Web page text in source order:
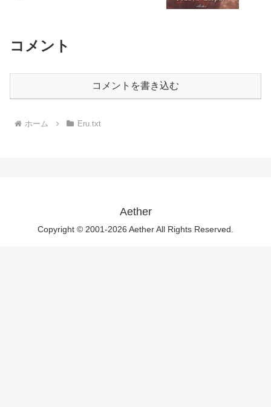
コメント
コメントを書き込む
ホーム Eru.txt
Aether
Copyright © 2001-2026 Aether All Rights Reserved.